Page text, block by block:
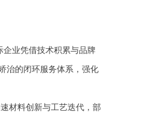
业凭借技术积累与品牌
治的闭环服务体系，强化
材料创新与工艺迭代，部